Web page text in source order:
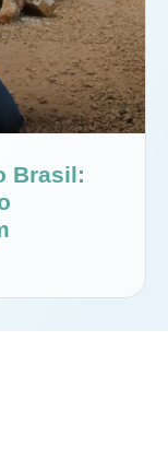
Brasil: